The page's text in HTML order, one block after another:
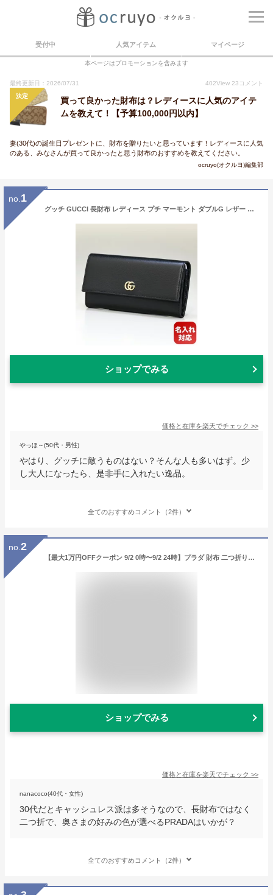
受付中 人気アイテム マイページ
本ページはプロモーションを含みます
最終更新日：2026/07/31 402View 23 コメント
決定
買って良かった財布は？レディースに人気のアイテ
ムを教えて！【予算100,000円以内】
妻(30代)の誕生日プレゼントに、財布を贈りたいと思っています！レディースに人気
のある、みなさんが買って良かったと思う財布のおすすめを教えてください。
ocruyo(オクルヨ)編集部
no. 1
グッチ GUCCI 長財布 レディース プチ マーモント ダブルG レザー ブラック 456116 CAO0G 1000 箔押し名入れ可有料 【スペシャルラッピング660円(別売り)】
ショップでみる
価格と在庫を楽天でチェック >>
やっほ～(50代・男性)
やはり、グッチに敵うものはない？そんな人も多いはず。少
し大人になったら、是非手に入れたい逸品。
全てのおすすめコメント（2件）
no. 2
【最大1万円OFFクーポン 9/2 0時〜9/2 24時】プラダ 財布 二つ折り財布 サフィアーノ レディース PRADA 1ML018 QWA
ショップでみる
価格と在庫を楽天でチェック >>
nanacoco(40代・女性)
30代だとキャッシュレス派は多そうなので、長財布ではなく
二つ折で、奥さまの好みの色が選べるPRADAはいかが？
全てのおすすめコメント（2件）